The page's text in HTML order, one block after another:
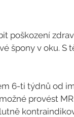
poškození
špony v oku. S
6-ti týdnů od
provést